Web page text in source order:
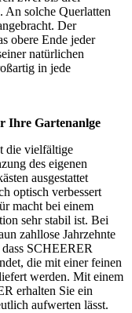
An solche Querlatten
Der
obere Ende jeder
natürlichen
in jede
Ihre Gartenanlge
die vielfältige
des eigenen
ausgestattet
optisch verbessert
macht bei einem
sehr stabil ist. Bei
zahllose Jahrzehnte
SCHEERER
die mit einer feinen
werden. Mit einem
erhalten Sie ein
aufwerten lässt.